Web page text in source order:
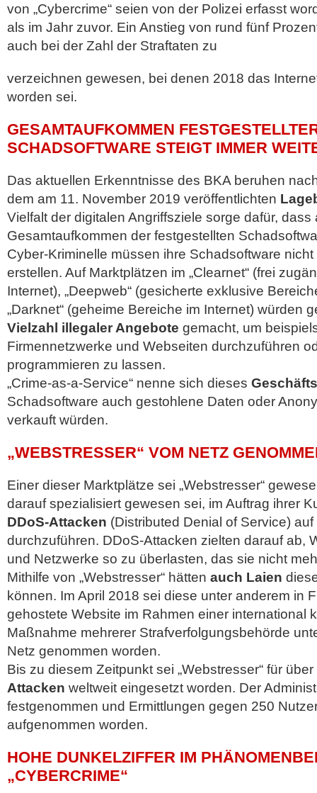
von „Cybercrime“ seien von der Polizei erfasst
als im Jahr zuvor. Ein Anstieg von rund fünf
auch bei der Zahl der Straftaten zu
verzeichnen gewesen, bei denen 2018 das
worden sei.
GESAMTAUFKOMMEN
SCHADSOFTWARE STEIGT IMMER
Das aktuellen Erkenntnisse des BKA beruhen
dem am 11. November 2019 veröffentlichten
Vielfalt der digitalen Angriffsziele sorge dafür, dass
Gesamtaufkommen der festgestellten
Cyber-Kriminelle müssen ihre Schadsoftware
erstellen. Auf Marktplätzen im „Clearnet“ (frei
Internet), „Deepweb“ (gesicherte exklusive
„Darknet“ (geheime Bereiche im Internet) würden
Vielzahl illegaler Angebote gemacht, um
Firmennetzwerke und Webseiten durchzuführen
programmieren zu lassen.
„Crime-as-a-Service“ nenne sich dieses
Schadsoftware auch gestohlene Daten oder
verkauft würden.
„WEBSTRESSER“ VOM NETZ
Einer dieser Marktplätze sei „Webstresser“
darauf spezialisiert gewesen sei, im Auftrag ihrer
DDoS-Attacken (Distributed Denial of Service)
durchzuführen. DDoS-Attacken zielten darauf ab,
und Netzwerke so zu überlasten, das sie nicht
Mithilfe von „Webstresser“ hätten auch Laien
können. Im April 2018 sei diese unter anderem in
gehostete Website im Rahmen einer international
Maßnahme mehrerer Strafverfolgungsbehörde
Netz genommen worden.
Bis zu diesem Zeitpunkt sei „Webstresser“ für über
Attacken weltweit eingesetzt worden. Der
festgenommen und Ermittlungen gegen 250
aufgenommen worden.
HOHE DUNKELZIFFER IM
„CYBERCRIME“